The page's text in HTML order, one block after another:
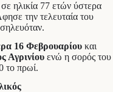
ηλικία 77 ετών ύστερα
την τελευταία του
16 Φεβρουαρίου και
Αγρινίου ενώ η σορός του
το πρωί.